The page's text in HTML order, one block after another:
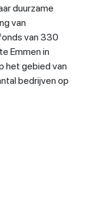
duurzame
van
van 330
Emmen in
het gebied van
bedrijven op